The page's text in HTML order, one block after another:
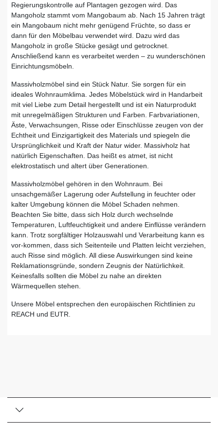
Regierungskontrolle auf Plantagen gezogen wird. Das
Mangoholz stammt vom Mangobaum ab. Nach 15 Jahren trägt
ein Mangobaum nicht mehr genügend Früchte, so dass er
dann für den Möbelbau verwendet wird. Dazu wird das
Mangoholz in große Stücke gesägt und getrocknet.
Anschließend kann es verarbeitet werden – zu wunderschönen
Einrichtungsmöbeln.
Massivholzmöbel sind ein Stück Natur. Sie sorgen für ein
ideales Wohnraumklima. Jedes Möbelstück wird in Handarbeit
mit viel Liebe zum Detail hergestellt und ist ein Naturprodukt
mit unregelmäßigen Strukturen und Farben. Farbvariationen,
Äste, Verwachsungen, Risse oder Einschlüsse zeugen von der
Echtheit und Einzigartigkeit des Materials und spiegeln die
Ursprünglichkeit und Kraft der Natur wider. Massivholz hat
natürlich Eigenschaften. Das heißt es atmet, ist nicht
elektrostatisch und altert über Generationen.
Massivholzmöbel gehören in den Wohnraum. Bei
unsachgemäßer Lagerung oder Aufstellung in feuchter oder
kalter Umgebung können die Möbel Schaden nehmen.
Beachten Sie bitte, dass sich Holz durch wechselnde
Temperaturen, Luftfeuchtigkeit und andere Einflüsse verändern
kann. Trotz sorgfältiger Holzauswahl und Verarbeitung kann es
vor-kommen, dass sich Seitenteile und Platten leicht verziehen,
auch Risse sind möglich. All diese Auswirkungen sind keine
Reklamationsgründe, sondern Zeugnis der Natürlichkeit.
Keinesfalls sollten die Möbel zu nahe an direkten
Wärmequellen stehen.
Unsere Möbel entsprechen den europäischen Richtlinien zu
REACH und EUTR.